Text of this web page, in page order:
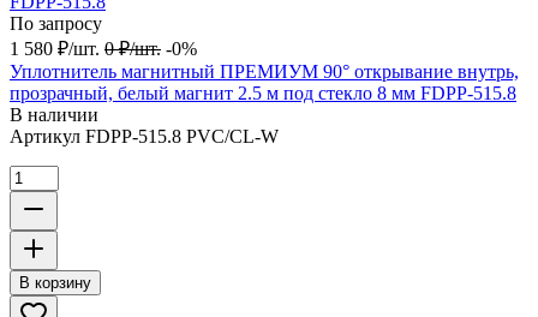
По запросу
1 580 ₽/шт. 0 ₽/шт. -0%
Уплотнитель магнитный ПРЕМИУМ 90° открывание внутрь,
прозрачный, белый магнит 2.5 м под стекло 8 мм FDPP-515.8
В наличии
Артикул FDPP-515.8 PVC/CL-W
В корзину